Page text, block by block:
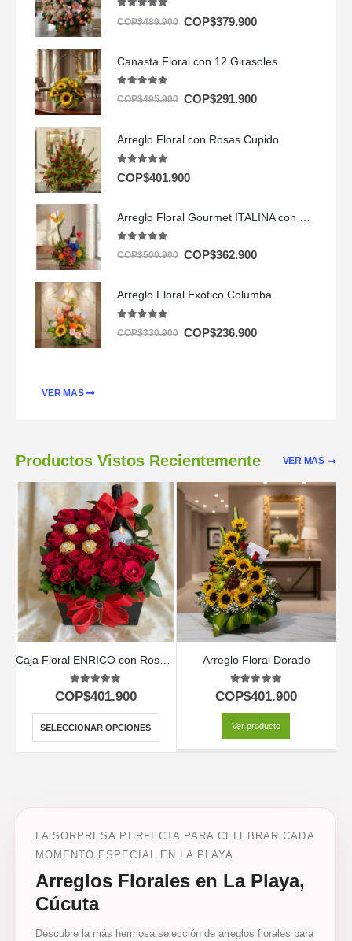
COP$489.900 COP$379.900
Canasta Floral con 12 Girasoles
out of 5
COP$495.900 COP$291.900
Arreglo Floral con Rosas Cupido
out of 5
COP$401.900
out of 5
COP$500.900 COP$362.900
Arreglo Floral Exótico Columba
out of 5
COP$330.900 COP$236.900
VER MAS
VER MAS
Productos Vistos Recientemente
Caja Floral ENRICO con Rosas, Vino y Chocolates 🍷
5.00out of 5
COP$401.900
SELECCIONAR OPCIONES
Arreglo Floral Dorado
5.00out of 5
COP$401.900
Ver producto
LA SORPRESA PERFECTA PARA CELEBRAR CADA
MOMENTO ESPECIAL EN LA PLAYA.
Arreglos Florales en La Playa,
Cúcuta
Descubre la más hermosa selección de arreglos florales para